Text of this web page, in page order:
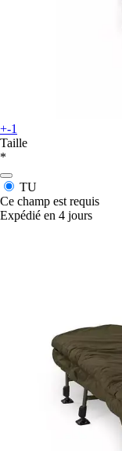
+-1
Taille
*
TU
Ce champ est requis
Expédié en 4 jours